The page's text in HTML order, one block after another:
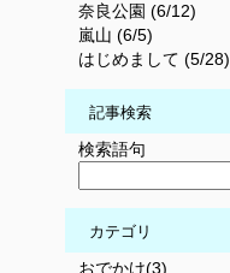
奈良公園 (6/12)
嵐山 (6/5)
はじめまして (5/28)
記事検索
検索語句
カテゴリ
おでかけ(3)